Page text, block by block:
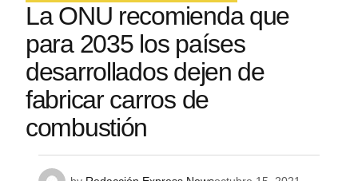
La ONU recomienda que
para 2035 los países
desarrollados dejen de
fabricar carros de
combustión